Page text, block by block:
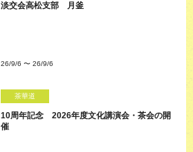
淡交会高松支部 月釜
26/9/6 〜 26/9/6
茶華道
10周年記念 2026年度文化講演会・茶会の開
催